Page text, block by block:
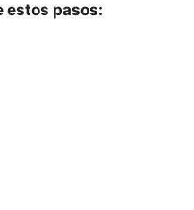
estos pasos: